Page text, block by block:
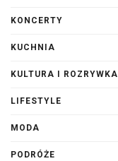
KONCERTY
KUCHNIA
KULTURA I ROZRYWKA
LIFESTYLE
MODA
PODRÓŻE